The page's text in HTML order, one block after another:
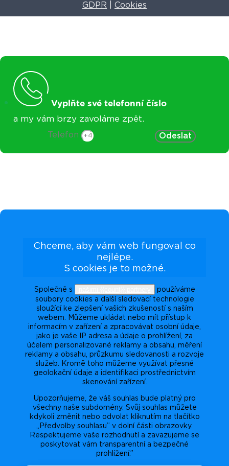
GDPR
Cookies
Vyplňte své telefonní číslo
a my vám brzy zavoláme zpět.
Telefon Odeslat
Chceme, aby vám web fungoval co
nejlépe.
S cookies je to možné.
Společně s
používáme
soubory cookies a další sledovací technologie
sloužící ke zlepšení vašich zkušeností s naším
webem. Můžeme ukládat nebo mít přístup k
informacím v zařízení a zpracovávat osobní údaje,
jako je vaše IP adresa a údaje o prohlížení, za
účelem personalizované reklamy a obsahu, měření
reklamy a obsahu, průzkumu sledovanosti a rozvoje
služeb. Kromě toho můžeme využívat přesné
geolokační údaje a identifikaci prostřednictvím
skenování zařízení.
Upozorňujeme, že váš souhlas bude platný pro
všechny naše subdomény. Svůj souhlas můžete
kdykoli změnit nebo odvolat kliknutím na tlačítko
„Předvolby souhlasu” v dolní části obrazovky.
Respektujeme vaše rozhodnutí a zavazujeme se
poskytovat vám transparentní a bezpečné
prohlížení.”